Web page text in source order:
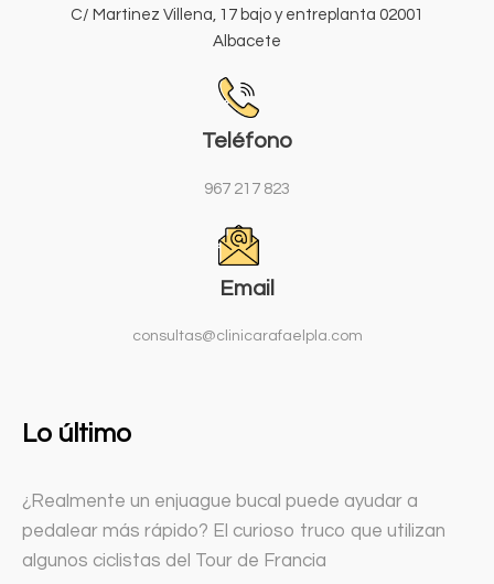
C/ Martinez Villena, 17 bajo y entreplanta 02001
Albacete
Teléfono
967 217 823
Email
consultas@clinicarafaelpla.com
Lo último
¿Realmente un enjuague bucal puede ayudar a
pedalear más rápido? El curioso truco que utilizan
algunos ciclistas del Tour de Francia